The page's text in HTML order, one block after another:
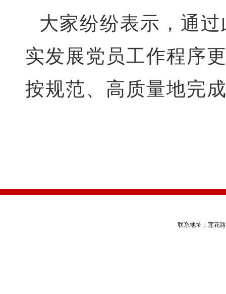
大家纷纷表示，通
实发展党员工作程序
按规范、高质量地完
联系地址：莲花